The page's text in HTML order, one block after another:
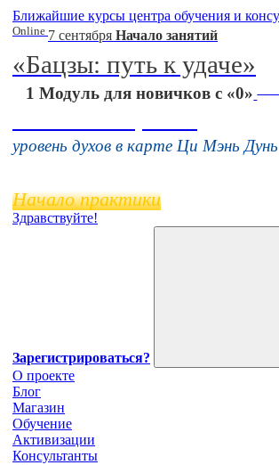
Ближайшие курсы центра обучения и
Online 7 сентября Начало занятий
«Бацзы: путь к удаче»
1 Модуль для новичков с «0»
уровень духов в карте Ци Мэнь
Начало практики
Здравствуйте!
Зарегистрироваться?
О проекте
Блог
Магазин
Обучение
Активизации
Консультанты